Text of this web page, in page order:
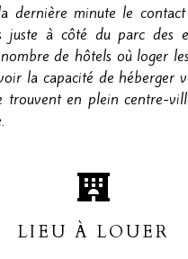
dernière minute le
juste à côté du parc des
de hôtels où loger
la capacité de héberger
trouvent en plein centre-
LIEU À LOUER